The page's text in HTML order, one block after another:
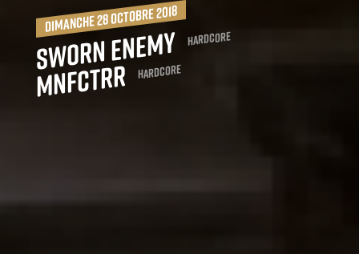
dimanche 28 octobre 2018
Sworn Enemy Hardcore
MNFCTRR Hardcore